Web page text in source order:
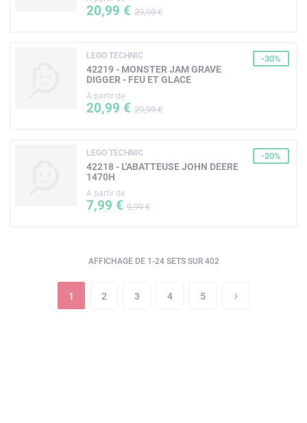
20,99 € 29,99 €
LEGO TECHNIC
42219 - MONSTER JAM GRAVE
DIGGER - FEU ET GLACE
A partir de
20,99 € 29,99 €
-30%
LEGO TECHNIC
42218 - L'ABATTEUSE JOHN DEERE
1470H
A partir de
7,99 € 9,99 €
-20%
AFFICHAGE DE 1-24 SETS SUR 402
1 2 3 4 5